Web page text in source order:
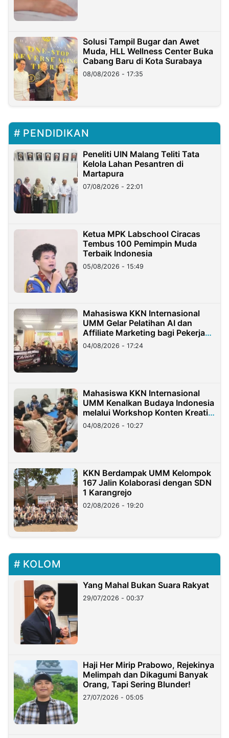
Solusi Tampil Bugar dan Awet
Muda, HLL Wellness Center Buka
Cabang Baru di Kota Surabaya
08/08/2026 - 17:35
PENDIDIKAN
Peneliti UIN Malang Teliti Tata
Kelola Lahan Pesantren di
Martapura
07/08/2026 - 22:01
Ketua MPK Labschool Ciracas
Tembus 100 Pemimpin Muda
Terbaik Indonesia
05/08/2026 - 15:49
Mahasiswa KKN Internasional
UMM Gelar Pelatihan AI dan
Affiliate Marketing bagi Pekerja
Migran Indonesia di Taiwan
04/08/2026 - 17:24
Mahasiswa KKN Internasional
UMM Kenalkan Budaya Indonesia
melalui Workshop Konten Kreatif
di Taiwan
04/08/2026 - 10:27
KKN Berdampak UMM Kelompok
167 Jalin Kolaborasi dengan SDN
1 Karangrejo
02/08/2026 - 19:20
KOLOM
Yang Mahal Bukan Suara Rakyat
29/07/2026 - 00:37
Haji Her Mirip Prabowo, Rejekinya
Melimpah dan Dikagumi Banyak
Orang, Tapi Sering Blunder!
27/07/2026 - 05:05